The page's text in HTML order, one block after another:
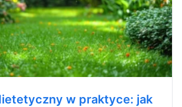
w praktyce: jak